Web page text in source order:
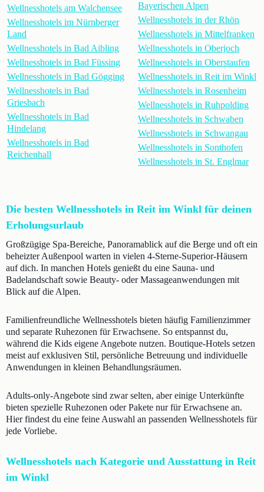
Wellnesshotels am Walchensee
Wellnesshotels im Nürnberger
Land
Wellnesshotels in Bad Aibling
Wellnesshotels in Bad Füssing
Wellnesshotels in Bad Gögging
Wellnesshotels in Bad
Griesbach
Wellnesshotels in Bad
Hindelang
Wellnesshotels in Bad
Reichenhall
Bayerischen Alpen
Wellnesshotels in der Rhön
Wellnesshotels in Mittelfranken
Wellnesshotels in Oberjoch
Wellnesshotels in Oberstaufen
Wellnesshotels in Reit im Winkl
Wellnesshotels in Rosenheim
Wellnesshotels in Ruhpolding
Wellnesshotels in Schwaben
Wellnesshotels in Schwangau
Wellnesshotels in Sonthofen
Wellnesshotels in St. Englmar
Die besten Wellnesshotels in Reit im Winkl für deinen
Erholungsurlaub
Großzügige Spa-Bereiche, Panoramablick auf die Berge und oft ein
beheizter Außenpool warten in vielen 4-Sterne-Superior-Häusern
auf dich. In manchen Hotels genießt du eine Sauna- und
Badelandschaft sowie Beauty- oder Massageanwendungen mit
Blick auf die Alpen.
Familienfreundliche Wellnesshotels bieten häufig Familienzimmer
und separate Ruhezonen für Erwachsene. So entspannst du,
während die Kids eigene Angebote nutzen. Boutique-Hotels setzen
meist auf exklusiven Stil, persönliche Betreuung und individuelle
Anwendungen in kleinen Behandlungsräumen.
Adults-only-Angebote sind zwar selten, aber einige Unterkünfte
bieten spezielle Ruhezonen oder Pakete nur für Erwachsene an.
Hier findest du eine feine Auswahl an passenden Wellnesshotels für
jede Vorliebe.
Wellnesshotels nach Kategorie und Ausstattung in Reit
im Winkl